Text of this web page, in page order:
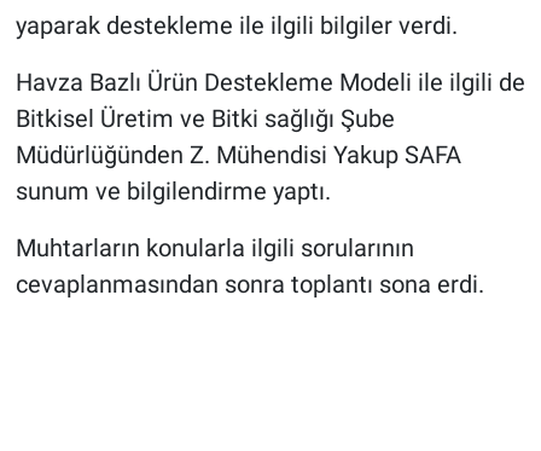
yaparak destekleme ile ilgili bilgiler verdi.
Havza Bazlı Ürün Destekleme Modeli ile ilgili de
Bitkisel Üretim ve Bitki sağlığı Şube
Müdürlüğünden Z. Mühendisi Yakup SAFA
sunum ve bilgilendirme yaptı.
Muhtarların konularla ilgili sorularının
cevaplanmasından sonra toplantı sona erdi.